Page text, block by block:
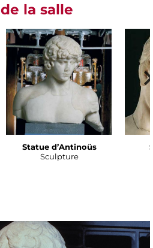
la salle
Statue d’Antinoüs
Sculpture